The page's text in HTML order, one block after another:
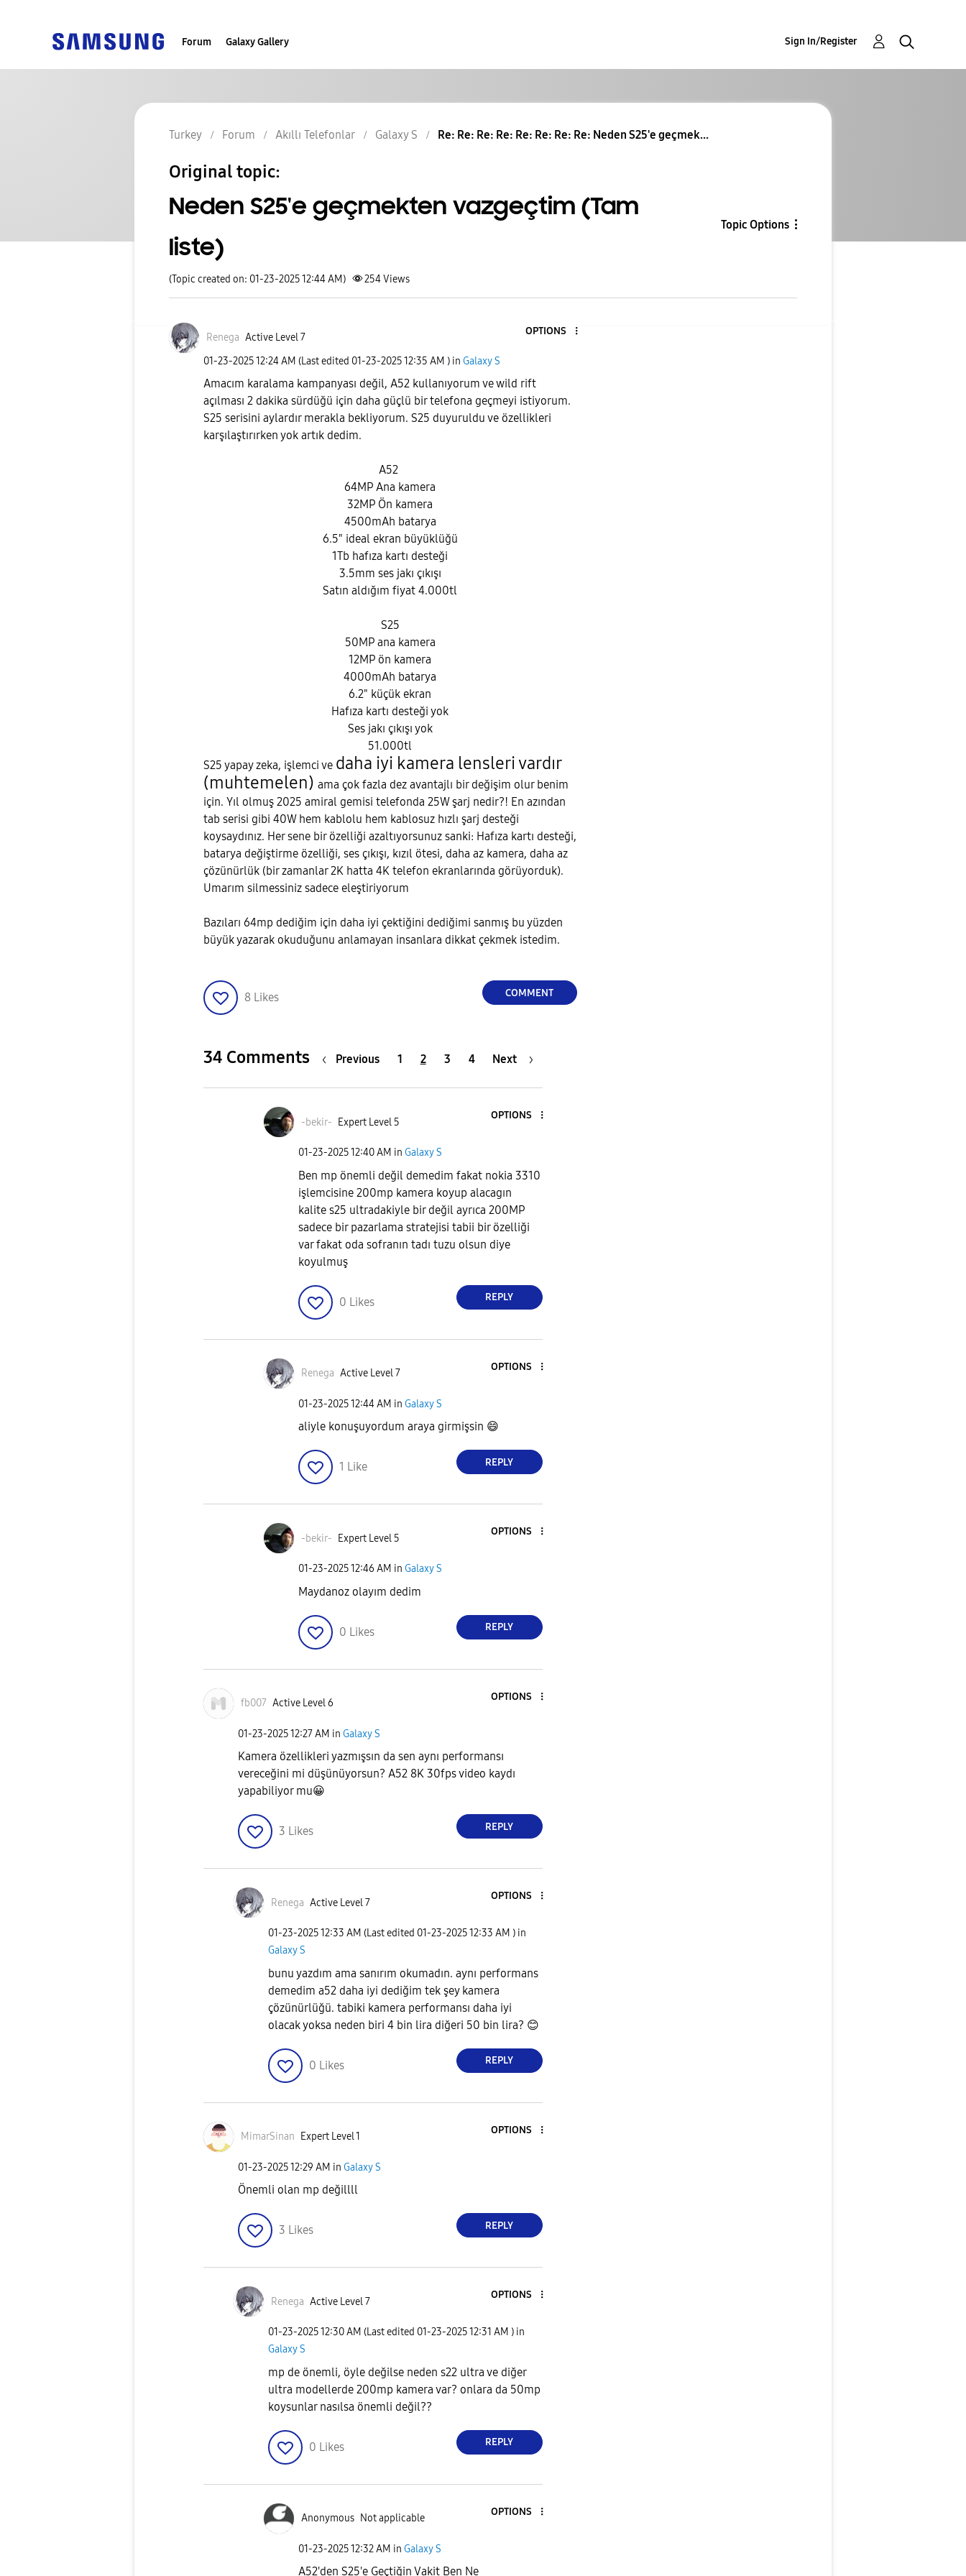
Forum Galaxy Gallery Sign In/Register
Turkey Forum Akıllı Telefonlar Galaxy S Re: Re: Re: Re: Re: Re: Re: Re: Neden S25'e geçmek...
Original topic:
Neden S25'e geçmekten vazgeçtim (Tam
liste)
Topic Options
(Topic created on: 01-23-2025 12:44 AM) 254Views
Renega Active Level 7
OPTIONS
‎01-23-202512:24 AM (Last edited ‎01-23-202512:35 AM ) in Galaxy S
Amacım karalama kampanyası değil, A52 kullanıyorum ve wild rift
açılması 2 dakika sürdüğü için daha güçlü bir telefona geçmeyi istiyorum.
S25 serisini aylardır merakla bekliyorum. S25 duyuruldu ve özellikleri
karşılaştırırken yok artık dedim.
A52
64MP Ana kamera
32MP Ön kamera
4500mAh batarya
6.5" ideal ekran büyüklüğü
1Tb hafıza kartı desteği
3.5mm ses jakı çıkışı
Satın aldığım fiyat 4.000tl
S25
50MP ana kamera
12MP ön kamera
4000mAh batarya
6.2" küçük ekran
Hafıza kartı desteği yok
Ses jakı çıkışı yok
51.000tl
S25 yapay zeka, işlemci ve daha iyi kamera lensleri vardır
(muhtemelen) ama çok fazla dez avantajlı bir değişim olur benim
için. Yıl olmuş 2025 amiral gemisi telefonda 25W şarj nedir?! En azından
tab serisi gibi 40W hem kablolu hem kablosuz hızlı şarj desteği
koysaydınız. Her sene bir özelliği azaltıyorsunuz sanki: Hafıza kartı desteği,
batarya değiştirme özelliği, ses çıkışı, kızıl ötesi, daha az kamera, daha az
çözünürlük (bir zamanlar 2K hatta 4K telefon ekranlarında görüyorduk).
Umarım silmessiniz sadece eleştiriyorum
Bazıları 64mp dediğim için daha iyi çektiğini dediğimi sanmış bu yüzden
büyük yazarak okuduğunu anlamayan insanlara dikkat çekmek istedim.
8 Likes COMMENT
34 Comments Previous 1 2 3 4 Next
-bekir- Expert Level 5
OPTIONS
‎01-23-202512:40 AM in Galaxy S
Ben mp önemli değil demedim fakat nokia 3310
işlemcisine 200mp kamera koyup alacagın
kalite s25 ultradakiyle bir değil ayrıca 200MP
sadece bir pazarlama stratejisi tabii bir özelliği
var fakat oda sofranın tadı tuzu olsun diye
koyulmuş
0 Likes REPLY
Renega Active Level 7
OPTIONS
‎01-23-202512:44 AM in Galaxy S
aliyle konuşuyordum araya girmişsin 😄
1 Like REPLY
-bekir- Expert Level 5
OPTIONS
‎01-23-202512:46 AM in Galaxy S
Maydanoz olayım dedim
0 Likes REPLY
fb007 Active Level 6
OPTIONS
‎01-23-202512:27 AM in Galaxy S
Kamera özellikleri yazmışsın da sen aynı performansı
vereceğini mi düşünüyorsun? A52 8K 30fps video kaydı
yapabiliyor mu😀
3 Likes REPLY
Renega Active Level 7
OPTIONS
‎01-23-202512:33 AM (Last edited ‎01-23-202512:33 AM ) in
Galaxy S
bunu yazdım ama sanırım okumadın. aynı performans
demedim a52 daha iyi dediğim tek şey kamera
çözünürlüğü. tabiki kamera performansı daha iyi
olacak yoksa neden biri 4 bin lira diğeri 50 bin lira? 😊
0 Likes REPLY
MimarSinan Expert Level 1
OPTIONS
‎01-23-202512:29 AM in Galaxy S
Önemli olan mp değillll
3 Likes REPLY
Renega Active Level 7
OPTIONS
‎01-23-202512:30 AM (Last edited ‎01-23-202512:31 AM ) in
Galaxy S
mp de önemli, öyle değilse neden s22 ultra ve diğer
ultra modellerde 200mp kamera var? onlara da 50mp
koysunlar nasılsa önemli değil??
0 Likes REPLY
Anonymous Not applicable
OPTIONS
‎01-23-202512:32 AM in Galaxy S
A52'den S25'e Geçtiğin Vakit Ben Ne